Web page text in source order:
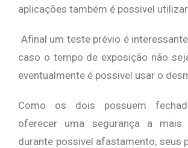
aplicações também é possivel
Afinal um teste prévio é
caso o tempo de exposição não
eventualmente é possivel usar o
Como os dois possuem
oferecer uma segurança a
durante possivel afastamento, seus